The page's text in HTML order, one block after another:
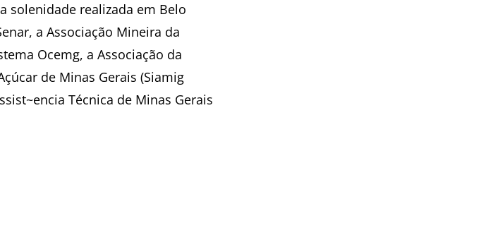
solenidade realizada em Belo
a Associação Mineira da
Ocemg, a Associação da
de Minas Gerais (Siamig
Técnica de Minas Gerais